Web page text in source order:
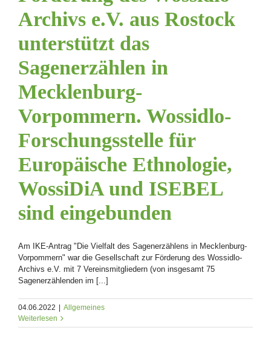
Archivs e.V. aus Rostock
unterstützt das
Sagenerzählen in
Mecklenburg-
Vorpommern. Wossidlo-
Forschungsstelle für
Europäische Ethnologie,
WossiDiA und ISEBEL
sind eingebunden
Am IKE-Antrag "Die Vielfalt des Sagenerzählens in Mecklenburg-
Vorpommern" war die Gesellschaft zur Förderung des Wossidlo-
Archivs e.V. mit 7 Vereinsmitgliedern (von insgesamt 75
Sagenerzählenden im [...]
04.06.2022
Allgemeines
Weiterlesen